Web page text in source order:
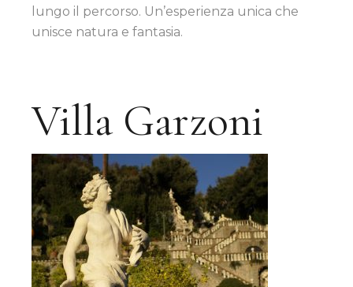
lungo il percorso. Un’esperienza unica che
unisce natura e fantasia.
Villa Garzoni